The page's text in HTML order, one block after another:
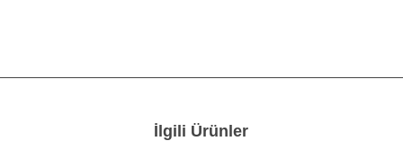
İlgili Ürünler